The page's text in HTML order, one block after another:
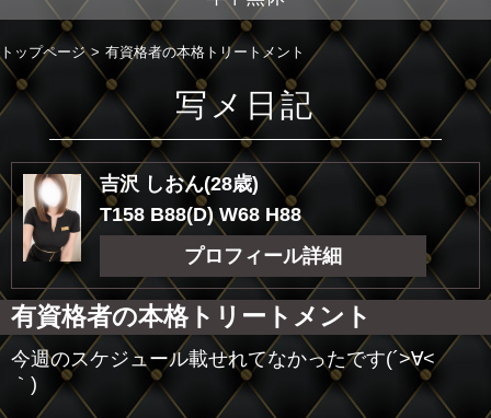
トップページ 有資格者の本格トリートメント
写メ日記
吉沢 しおん(28歳)
T158 B88(D) W68 H88
プロフィール詳細
有資格者の本格トリートメント
今週のスケジュール載せれてなかったです(´>∀<
｀)ゝ